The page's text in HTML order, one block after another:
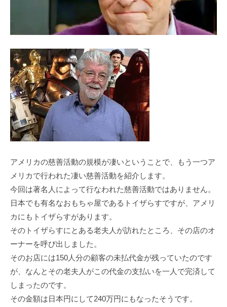
アメリカの慈善活動の規模が凄いということで、もう⼀つア
メリカで⾏われた凄い慈善活動を紹介します。
今回は著名⼈によって⾏なわれた慈善活動ではありません。
⽇本でも有名なおもちゃ屋であるトイザらすですが、アメリ
カにもトイザらすがあります。
そのトイザらすにとある⽼夫⼈が訪れたところ、その店のオ
ーナーを呼び出しました。
そのお店には150⼈分の顧客の未払代⾦が残っていたのです
が、なんとその⽼夫⼈がこの代⾦の⽀払いを⼀⼈で完済して
しまったのです。
その⾦額は⽇本円にして240万円にもなったそうです。